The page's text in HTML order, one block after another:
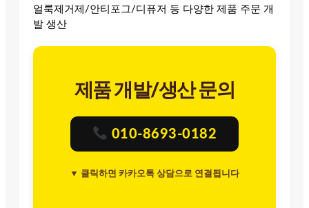
얼룩제거제/안티포그/디퓨저 등 다양한 제품 주문 개
발 생산
제품 개발/생산 문의
010-8693-0182
▼ 클릭하면 카카오톡 상담으로 연결됩니다